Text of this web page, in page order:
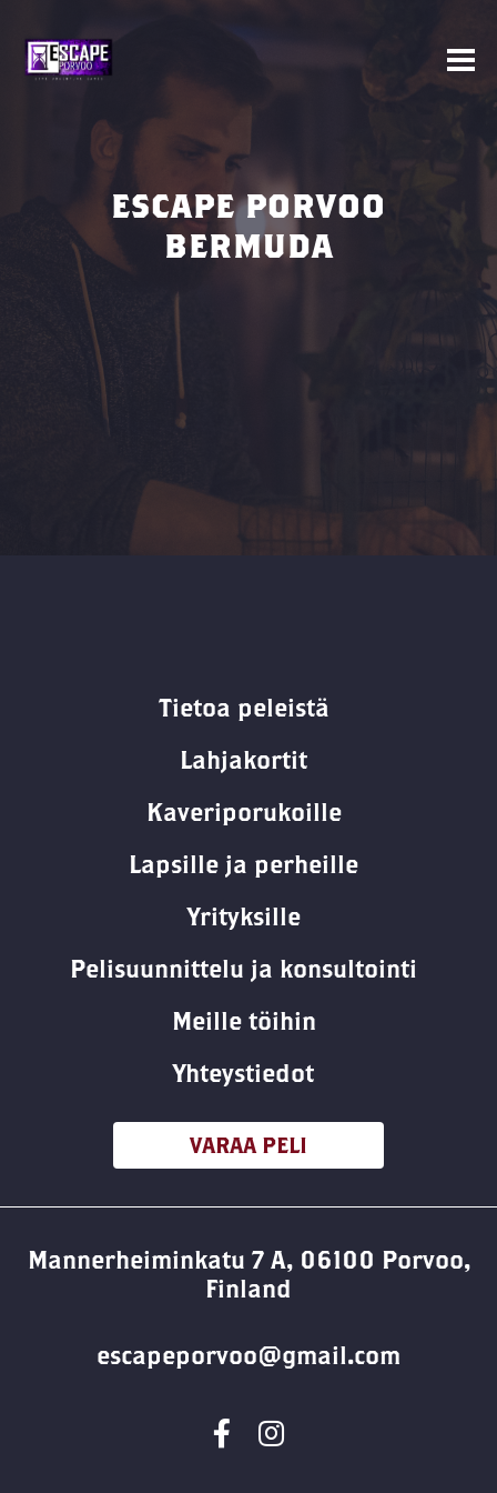
ESCAPE PORVOO
BERMUDA
Tietoa peleistä
Lahjakortit
Kaveriporukoille
Lapsille ja perheille
Yrityksille
Pelisuunnittelu ja konsultointi
Meille töihin
Yhteystiedot
VARAA PELI
Mannerheiminkatu 7 A, 06100 Porvoo,
Finland
escapeporvoo@gmail.com